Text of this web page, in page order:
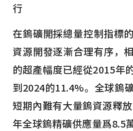
行
在鎢礦開採總量控制指標
資源開發逐漸合理有序，
的超產幅度已經從2015年
到2024的11.4%。全球鎢
短期內難有大量鎢資源釋
年全球鎢精礦供應量爲8.5